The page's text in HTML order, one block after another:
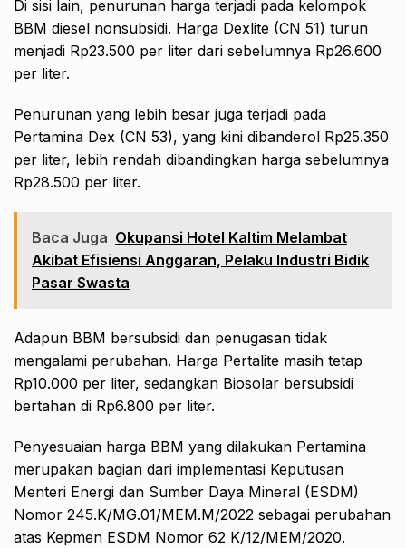
Di sisi lain, penurunan harga terjadi pada kelompok
BBM diesel nonsubsidi. Harga Dexlite (CN 51) turun
menjadi Rp23.500 per liter dari sebelumnya Rp26.600
per liter.
Penurunan yang lebih besar juga terjadi pada
Pertamina Dex (CN 53), yang kini dibanderol Rp25.350
per liter, lebih rendah dibandingkan harga sebelumnya
Rp28.500 per liter.
Baca Juga Okupansi Hotel Kaltim Melambat
Akibat Efisiensi Anggaran, Pelaku Industri Bidik
Pasar Swasta
Adapun BBM bersubsidi dan penugasan tidak
mengalami perubahan. Harga Pertalite masih tetap
Rp10.000 per liter, sedangkan Biosolar bersubsidi
bertahan di Rp6.800 per liter.
Penyesuaian harga BBM yang dilakukan Pertamina
merupakan bagian dari implementasi Keputusan
Menteri Energi dan Sumber Daya Mineral (ESDM)
Nomor 245.K/MG.01/MEM.M/2022 sebagai perubahan
atas Kepmen ESDM Nomor 62 K/12/MEM/2020.